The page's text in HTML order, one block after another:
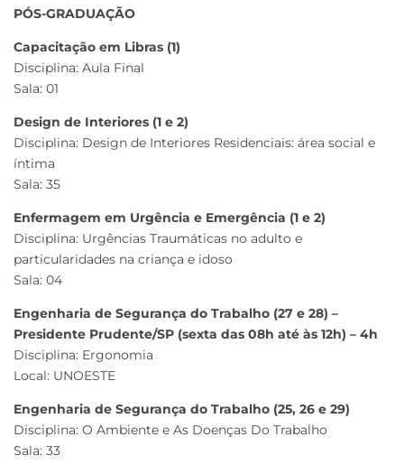
PÓS-GRADUAÇÃO
Capacitação em Libras (1)
Disciplina: Aula Final
Sala: 01
Design de Interiores (1 e 2)
Disciplina: Design de Interiores Residenciais: área social e
íntima
Sala: 35
Enfermagem em Urgência e Emergência (1 e 2)
Disciplina: Urgências Traumáticas no adulto e
particularidades na criança e idoso
Sala: 04
Engenharia de Segurança do Trabalho (27 e 28) –
Presidente Prudente/SP (sexta das 08h até às 12h) – 4h
Disciplina: Ergonomia
Local: UNOESTE
Engenharia de Segurança do Trabalho (25, 26 e 29)
Disciplina: O Ambiente e As Doenças Do Trabalho
Sala: 33